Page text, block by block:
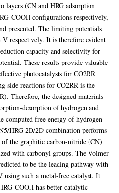
layers (CN and HRG adsorption
COOH configurations respectively,
presented. The limiting potentials
respectively. It is therefore evident
capacity and selectivity for
These results provide valuable
photocatalysts for CO2RR
side reactions for CO2RR is the
Therefore, the designed materials
desorption of hydrogen and
computed free energy of hydrogen
HRG 2D/2D combination performs
of the graphitic carbon-nitride (CN)
with carbonyl groups. The Volmer
to be the leading pathway with
using such a metal-free catalyst. It
COOH has better catalytic